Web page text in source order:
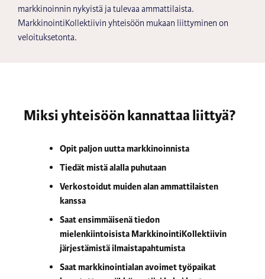
markkinoinnin nykyistä ja tulevaa ammattilaista.
MarkkinointiKollektiivin yhteisöön mukaan liittyminen on
veloituksetonta.
Miksi yhteisöön kannattaa liittyä?
Opit paljon uutta markkinoinnista
Tiedät mistä alalla puhutaan
Verkostoidut muiden alan ammattilaisten
kanssa
Saat ensimmäisenä tiedon
mielenkiintoisista MarkkinointiKollektiivin
järjestämistä ilmaistapahtumista
Saat markkinointialan avoimet työpaikat